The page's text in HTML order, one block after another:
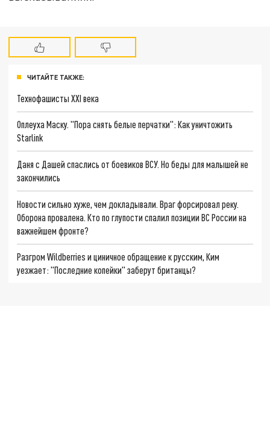
ЧИТАЙТЕ ТАКЖЕ:
Технофашисты XXI века
Оплеуха Маску. "Пора снять белые перчатки": Как уничтожить
Starlink
Даня с Дашей спаслись от боевиков ВСУ. Но беды для малышей не
закончились
Новости сильно хуже, чем докладывали. Враг форсировал реку.
Оборона провалена. Кто по глупости спалил позиции ВС России на
важнейшем фронте?
Разгром Wildberries и циничное обращение к русским, Ким
уезжает: "Последние копейки" заберут британцы?